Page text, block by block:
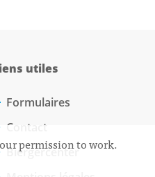
utiles
Formulaires
Contact
Biergercenter
permission to work.